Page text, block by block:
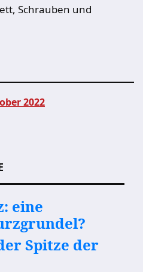
Schrauben und
2022
eine
Spitze der